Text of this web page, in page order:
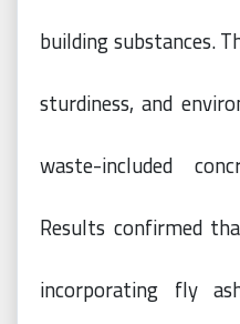
building substances.
sturdiness, and
waste-included
Results confirmed
incorporating fly